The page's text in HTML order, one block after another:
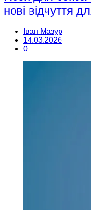
нові відчуття
Іван Мазур
14.03.2026
0